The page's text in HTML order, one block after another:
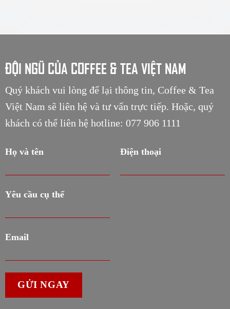
ĐỘI NGŨ CỦA COFFEE & TEA VIỆT NAM
Quý khách vui lòng để lại thông tin, Coffee & Tea
Việt Nam sẽ liên hệ và tư vấn trực tiếp. Hoặc, quý
khách có thể liên hệ hotline: 077 906 1111
Họ và tên Điện thoại
Yêu cầu cụ thể
Email